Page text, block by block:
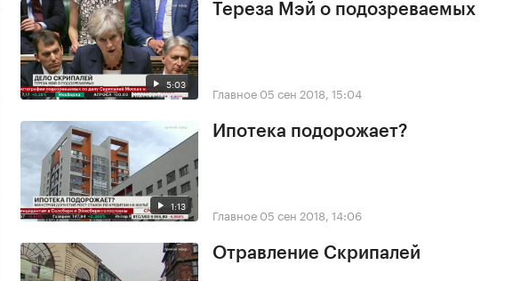
5:03
Тереза Мэй о подозреваемых
Главное 05 сен 2018, 15:04
1:13
Ипотека подорожает?
Главное 05 сен 2018, 14:06
Отравление Скрипалей